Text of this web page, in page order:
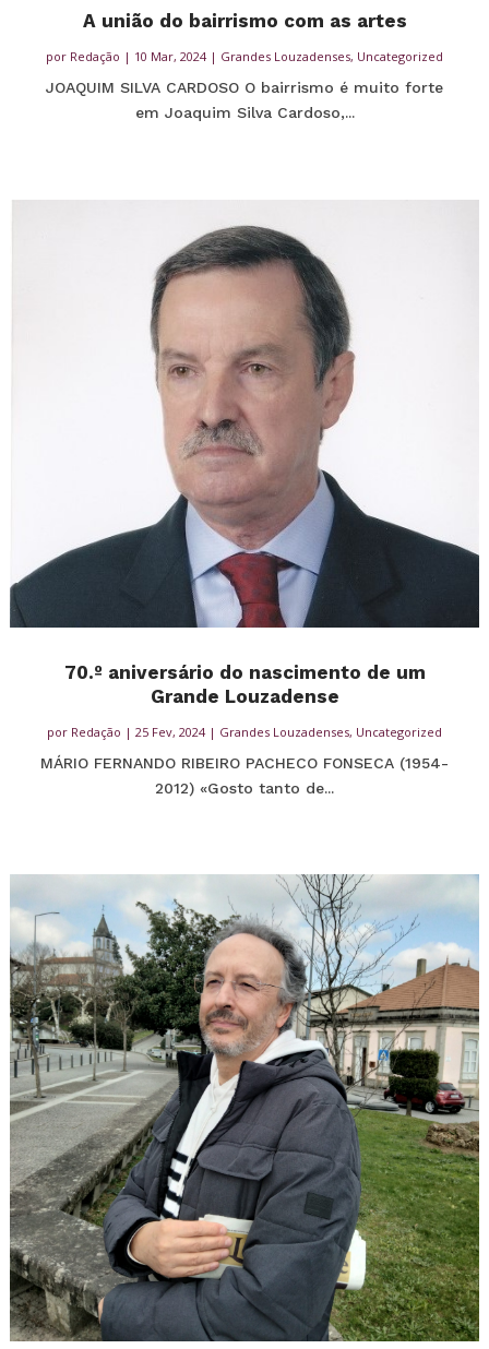
A união do bairrismo com as artes
por Redação | 10 Mar, 2024| Grandes Louzadenses, Uncategorized
JOAQUIM SILVA CARDOSO O bairrismo é muito forte
em Joaquim Silva Cardoso,...
70.º aniversário do nascimento de um
Grande Louzadense
por Redação | 25 Fev, 2024| Grandes Louzadenses, Uncategorized
MÁRIO FERNANDO RIBEIRO PACHECO FONSECA (1954-
2012) «Gosto tanto de...